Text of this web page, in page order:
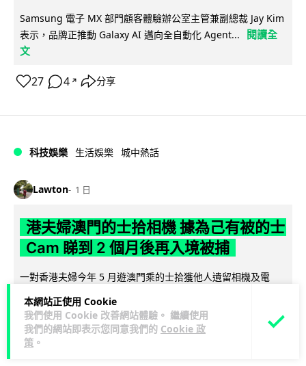
本網站正使用 Cookie
我們使用 Cookie 改善網站體驗。 繼續使用
我們的網站即表示您同意我們的 Cookie 政
策 。
Samsung 電子 MX 部門顧客體驗辦公室主管兼副總裁 Jay Kim
表示，品牌正推動 Galaxy AI 邁向全自動化 Agent...
閱讀全
文
27 4 ↗ 分享
科技娛樂 生活娛樂 城中熱話
Lawton 1 日
港夫婦澳門的士拾相機 據為己有被的士
Cam 睇到 2 個月後再入境被捕
一對香港夫婦今年 5 月遊澳門乘的士拾獲他人遺留相機及電
次入境澳門時，被治安警察局...
閱讀全文
532